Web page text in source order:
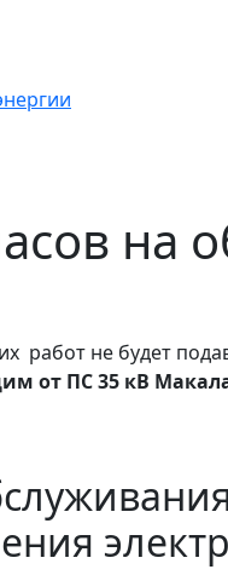
работ не будет
от ПС 35 кВ